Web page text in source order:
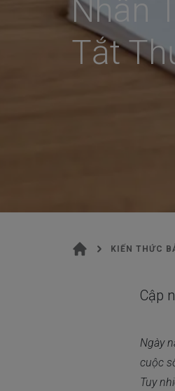
Nhân
Tắt
KIẾN THỨC
Cập
Ngày
cuộc
Tuy